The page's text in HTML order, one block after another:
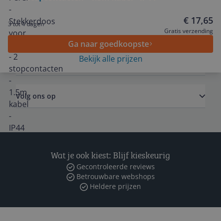
3 tot 4 dagen € 17,65
Gratis verzending
Ga naar goedkoopste
Bekijk alle prijzen
Algemeen
Volg ons op
Wat je ook kiest: Blijf kieskeurig
Gecontroleerde reviews
Betrouwbare webshops
Heldere prijzen